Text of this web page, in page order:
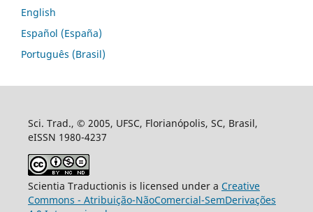
English
Español (España)
Português (Brasil)
Sci. Trad., © 2005, UFSC, Florianópolis, SC, Brasil,
eISSN 1980-4237
Scientia Traductionis is licensed under a Creative
Commons - Atribuição-NãoComercial-SemDerivações